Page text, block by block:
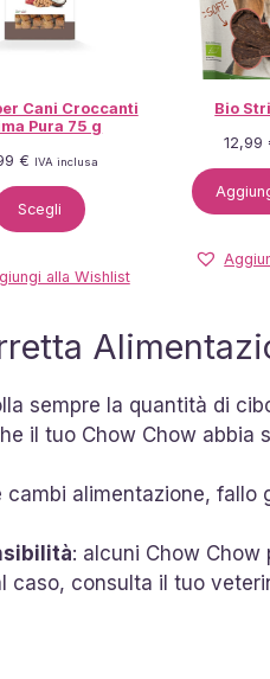
Cani Croccanti
Pura 75 g
€ IVA inclusa
Scegli
alla Wishlist
Bio
12,99
sempre la quantità di
il tuo Chow Chow abbia
cambi alimentazione, fallo
: alcuni Chow
caso, consulta il tuo